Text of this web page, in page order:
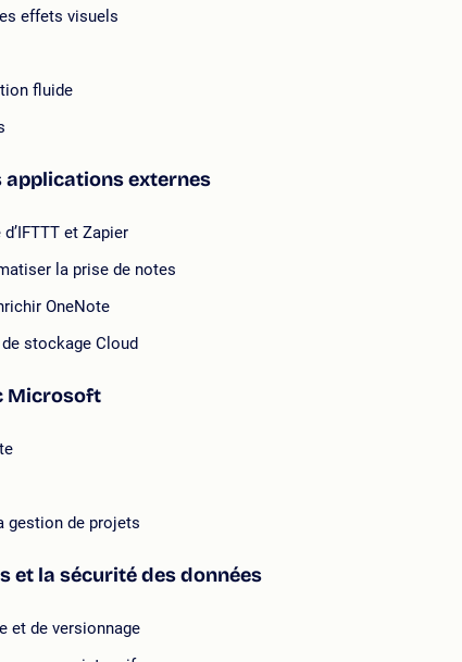
effets visuels
fluide
applications externes
et Zapier
la prise de notes
OneNote
stockage Cloud
Microsoft
gestion de projets
et la sécurité des données
et de versionnage